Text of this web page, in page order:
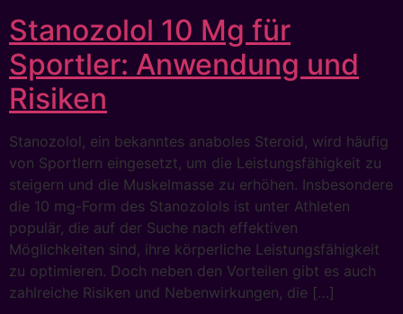
Stanozolol 10 Mg für
Sportler: Anwendung und
Risiken
Stanozolol, ein bekanntes anaboles Steroid, wird häufig
von Sportlern eingesetzt, um die Leistungsfähigkeit zu
steigern und die Muskelmasse zu erhöhen. Insbesondere
die 10 mg-Form des Stanozolols ist unter Athleten
populär, die auf der Suche nach effektiven
Möglichkeiten sind, ihre körperliche Leistungsfähigkeit
zu optimieren. Doch neben den Vorteilen gibt es auch
zahlreiche Risiken und Nebenwirkungen, die […]